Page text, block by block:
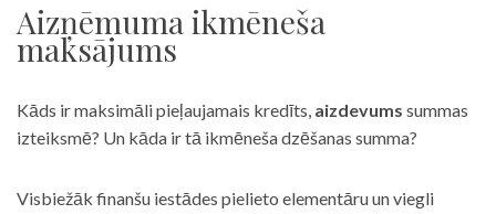
Aizņēmuma ikmēneša
maksājums
Kāds ir maksimāli pieļaujamais kredīts, aizdevums summas
izteiksmē? Un kāda ir tā ikmēneša dzēšanas summa?
Visbiežāk finanšu iestādes pielieto elementāru un viegli